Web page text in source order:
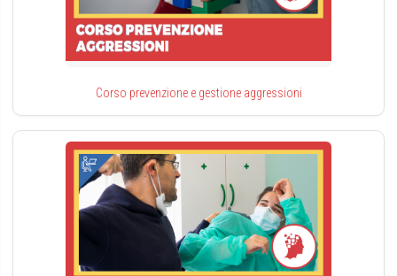
Corso prevenzione e gestione aggressioni